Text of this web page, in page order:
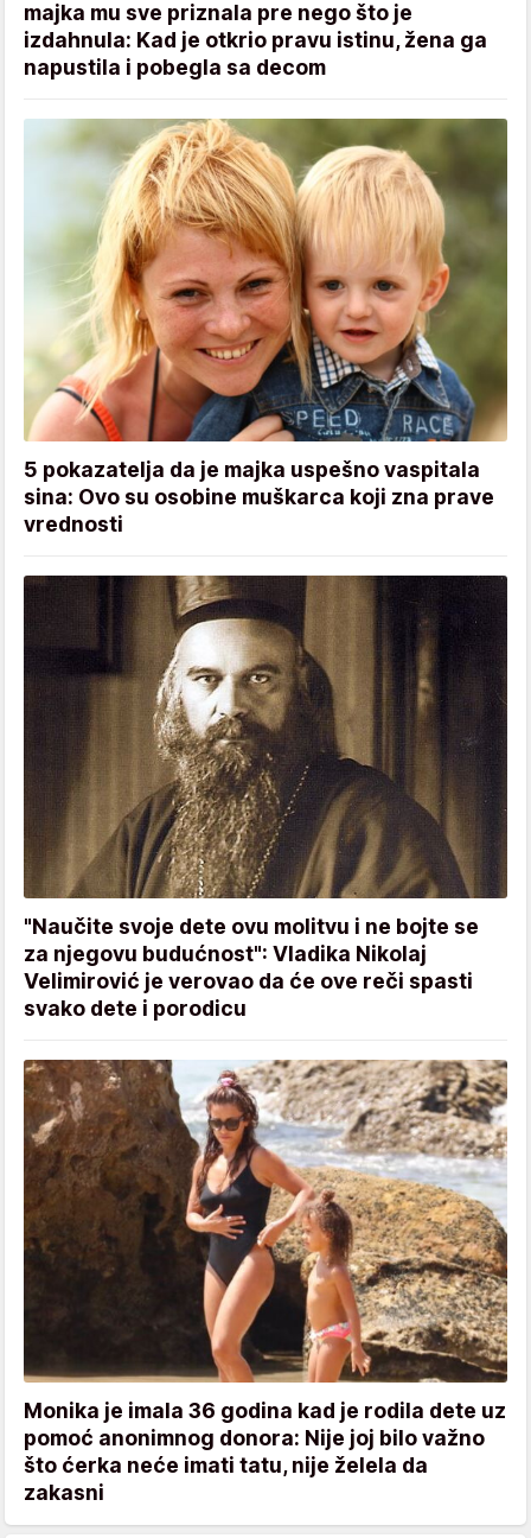
majka mu sve priznala pre nego što je
izdahnula: Kad je otkrio pravu istinu, žena ga
napustila i pobegla sa decom
5 pokazatelja da je majka uspešno vaspitala
sina: Ovo su osobine muškarca koji zna prave
vrednosti
"Naučite svoje dete ovu molitvu i ne bojte se
za njegovu budućnost": Vladika Nikolaj
Velimirović je verovao da će ove reči spasti
svako dete i porodicu
Monika je imala 36 godina kad je rodila dete uz
pomoć anonimnog donora: Nije joj bilo važno
što ćerka neće imati tatu, nije želela da
zakasni